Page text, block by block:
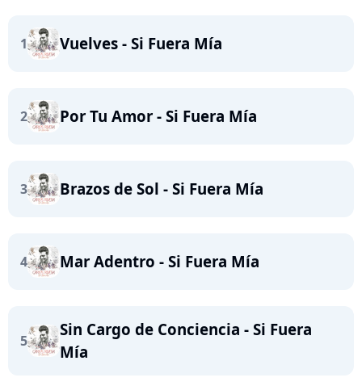
1 Vuelves - Si Fuera Mía
2 Por Tu Amor - Si Fuera Mía
3 Brazos de Sol - Si Fuera Mía
4 Mar Adentro - Si Fuera Mía
5
Sin Cargo de Conciencia - Si Fuera
Mía